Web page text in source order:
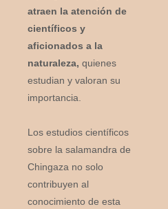
atraen la atención de
científicos y
aficionados a la
naturaleza, quienes
estudian y valoran su
importancia.
Los estudios científicos
sobre la salamandra de
Chingaza no solo
contribuyen al
conocimiento de esta